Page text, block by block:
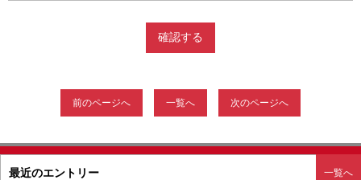
前のページへ 一覧へ 次のページへ
最近のエントリー 一覧へ